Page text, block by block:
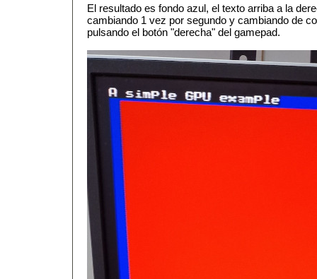
El resultado es fondo azul, el texto arriba a la
cambiando 1 vez por segundo y cambiando de
pulsando el botón "derecha" del gamepad.